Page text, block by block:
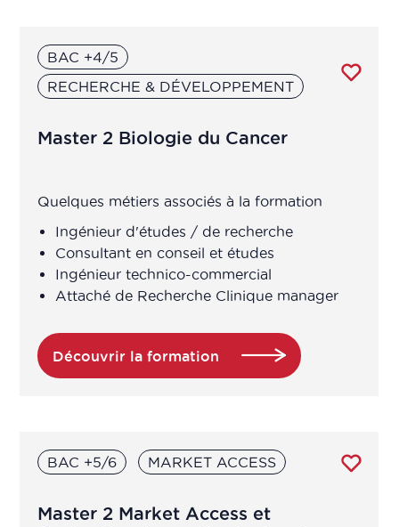
Auditeur qualité
Bio-informaticien
Business Developer
Chargé accès au marché
Chargé affaires réglementaires
Chargé affaires réglementaires
Chargé amélioration continue
BAC +4/5
RECHERCHE & DÉVELOPPEMENT
Master 2 Biologie du Cancer
Quelques métiers associés à la formation
Ingénieur d'études / de recherche
Consultant en conseil et études
Ingénieur technico-commercial
Attaché de Recherche Clinique manager
Découvrir la formation
BAC +5/6 MARKET ACCESS
Master 2 Market Access et